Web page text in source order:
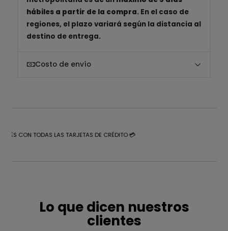
hábiles a partir de la compra. En el caso de
regiones, el plazo variará según la distancia al
destino de entrega.
Costo de envío
CON TODAS LAS TARJETAS DE CRÉDITO 💳
Lo que dicen nuestros
clientes